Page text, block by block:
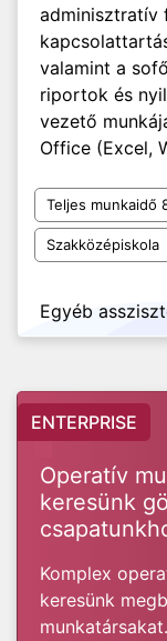
adminisztratív
valamint a
riportok és
vezető
Office (Excel,
Teljes munkaidő
Szakközépiskola
Egyéb
ENTERPRISE
Operatív
keresünk
Komplex
keresünk